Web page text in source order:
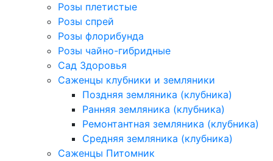
Розы плетистые
Розы спрей
Розы флорибунда
Розы чайно-гибридные
Сад Здоровья
Саженцы клубники и земляники
Поздняя земляника (клубника)
Ранняя земляника (клубника)
Ремонтантная земляника (клубника)
Средняя земляника (клубника)
Саженцы Питомник